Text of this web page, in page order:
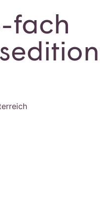
fach